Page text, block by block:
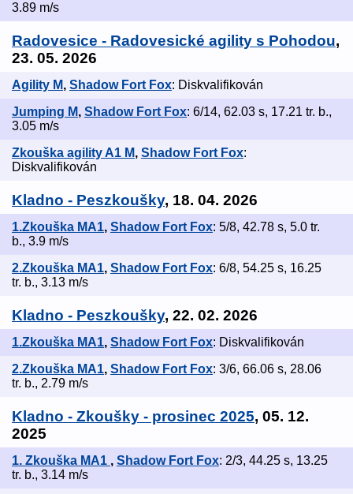
3.89 m/s
Radovesice - Radovesické agility s Pohodou,
23. 05. 2026
Agility M, Shadow Fort Fox: Diskvalifikován
Jumping M, Shadow Fort Fox: 6/14, 62.03 s, 17.21 tr. b.,
3.05 m/s
Zkouška agility A1 M, Shadow Fort Fox:
Diskvalifikován
Kladno - Peszkoušky, 18. 04. 2026
1.Zkouška MA1, Shadow Fort Fox: 5/8, 42.78 s, 5.0 tr.
b., 3.9 m/s
2.Zkouška MA1, Shadow Fort Fox: 6/8, 54.25 s, 16.25
tr. b., 3.13 m/s
Kladno - Peszkoušky, 22. 02. 2026
1.Zkouška MA1, Shadow Fort Fox: Diskvalifikován
2.Zkouška MA1, Shadow Fort Fox: 3/6, 66.06 s, 28.06
tr. b., 2.79 m/s
Kladno - Zkoušky - prosinec 2025, 05. 12.
2025
1. Zkouška MA1 , Shadow Fort Fox: 2/3, 44.25 s, 13.25
tr. b., 3.14 m/s